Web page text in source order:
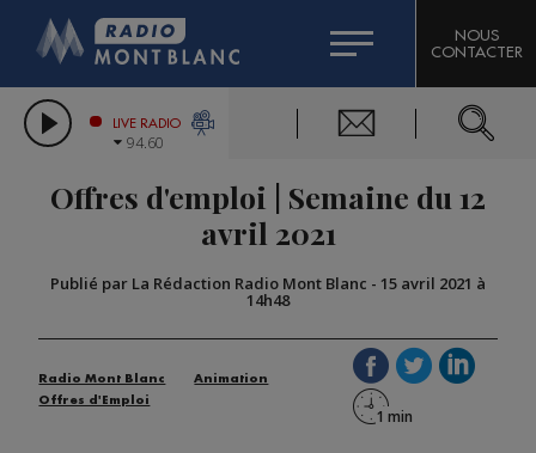
LES CHRONIQUES DE L'EXPERT
CITIZEN MACHINERY
GRAND MASSIF DOMAINES SKIABLES
BIGARD
COMPAGNIE DU MONT-BLANC
NOUS
CONTACTER
LIVE RADIO
94.60
Offres d'emploi | Semaine du 12
avril 2021
Publié par La Rédaction Radio Mont Blanc - 15 avril 2021 à
14h48
Radio Mont Blanc
Animation
Offres d'Emploi